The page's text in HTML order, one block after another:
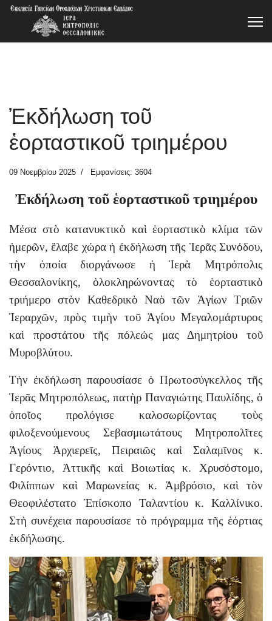
Ἐκδήλωση τοῦ
ἑορταστικοῦ τριημέρου
09 Νοεμβρίου 2025 Εμφανίσεις: 3604
Ἐκδήλωση τοῦ ἑορταστικοῦ τριημέρου
Μέσα στὸ κατανυκτικὸ καὶ ἑορταστικὸ κλίμα τῶν
ἡμερῶν, ἔλαβε χώρα ἡ ἐκδήλωση τῆς Ἱερᾶς Συνόδου,
τὴν ὁποία διοργάνωσε ἡ Ἱερὰ Μητρόπολις
Θεσσαλονίκης, ὁλοκληρώνοντας τὸ ἑορταστικὸ
τριήμερο στὸν Καθεδρικὸ Ναὸ τῶν Ἁγίων Τριῶν
Ἱεραρχῶν, πρὸς τιμὴν τοῦ Ἁγίου Μεγαλομάρτυρος
καὶ προστάτου τῆς πόλεώς μας Δημητρίου τοῦ
Μυροβλύτου.
Τὴν ἐκδήλωση παρουσίασε ὁ Πρωτοσύγκελλος τῆς
Ἱερᾶς Μητροπόλεως, πατὴρ Παναγιώτης Παυλίδης, ὁ
ὁποῖος προλόγισε καλοσωρίζοντας τοὺς
φιλοξενούμενους Σεβασμιωτάτους Μητροπολῖτες
Ἁγίους Ἀρχιερεῖς, Πειραιῶς καὶ Σαλαμῖνος κ.
Γερόντιο, Ἀττικῆς καὶ Βοιωτίας κ. Χρυσόστομο,
Φιλίππων καὶ Μαρωνείας κ. Ἀμβρόσιο, καὶ τὸν
Θεοφιλέστατο Ἐπίσκοπο Ταλαντίου κ. Καλλίνικο.
Στὴ συνέχεια παρουσίασε τὸ πρόγραμμα τῆς ἑόρτιας
ἐκδήλωσης.